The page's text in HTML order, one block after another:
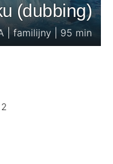
(dubbing)
| familijny | 95 min